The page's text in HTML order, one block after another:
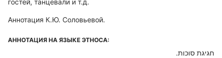
гостей, танцевали и т.д.
Аннотация К.Ю. Соловьевой.
АННОТАЦИЯ НА ЯЗЫКЕ ЭТНОСА: